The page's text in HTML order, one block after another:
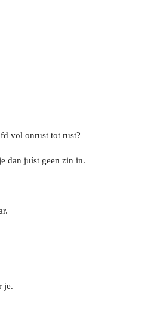
vol onrust tot rust?
dan juíst geen zin in.
je.